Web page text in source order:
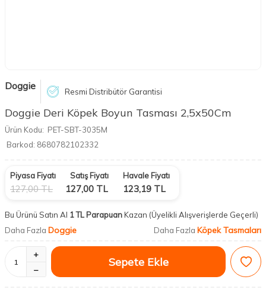
Doggie Resmi Distribütör Garantisi
Doggie Deri Köpek Boyun Tasması 2,5x50Cm
Ürün Kodu: PET-SBT-3035M
Barkod: 8680782102332
Piyasa Fiyatı
127,00TL
Satış Fiyatı
127,00 TL
Havale Fiyatı
123,19 TL
Bu Ürünü Satın Al 1 TL ParapuanKazan (Üyelikli Alışverişlerde Geçerli)
Daha Fazla Doggie Daha Fazla Köpek Tasmaları
Sepete Ekle